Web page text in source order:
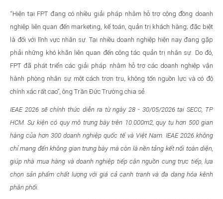
“Hiện tại FPT đang có nhiều giải pháp nhằm hỗ trợ cộng đồng doanh
nghiệp liên quan đến marketing, kế toán, quản trị khách hàng; đặc biệt
là đối với lĩnh vực nhân sự. Tại nhiều doanh nghiệp hiện nay đang gặp
phải những khó khăn liên quan đến công tác quản trị nhân sự. Do đó,
FPT đã phát triển các giải pháp nhằm hỗ trợ các doanh nghiệp vận
hành phòng nhân sự một cách trơn tru, không tốn nguồn lực và có độ
chính xác rất cao”, ông Trần Đức Trường chia sẻ.
IEAE 2026 sẽ chính thức diễn ra từ ngày 28 - 30/05/2026 tại SECC, TP
HCM. Sự kiện có quy mô trưng bày trên 10.000m2, quy tụ hơn 500 gian
hàng của hơn 300 doanh nghiệp quốc tế và Việt Nam. IEAE 2026 không
chỉ mang đến không gian trưng bày mà còn là nền tảng kết nối toàn diện,
giúp nhà mua hàng và doanh nghiệp tiếp cận nguồn cung trực tiếp, lựa
chọn sản phẩm chất lượng với giá cả cạnh tranh và đa dạng hóa kênh
phân phối.